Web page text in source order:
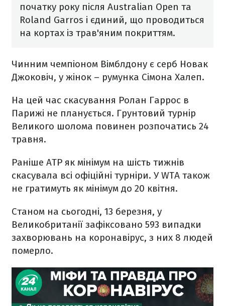
початку року після Australian Open та
Roland Garros і єдиний, що проводиться
на кортах із трав'яним покриттям.
Чинним чемпіоном Вімблдону є серб Новак
Джоковіч, у жінок – румунка Сімона Халеп.
На цей час скасування Ролан Гаррос в
Парижі не планується. Грунтовий турнір
Великого шолома повинен розпочатись 24
травня.
Раніше АТР як мінімум на шість тижнів
скасувала всі офіційні турніри. У WTA також
не гратимуть як мінімум до 20 квітня.
Станом на сьогодні, 13 березня, у
Великобританії зафіксовано 593 випадки
захворювань на коронавірус, з них 8 людей
померло.